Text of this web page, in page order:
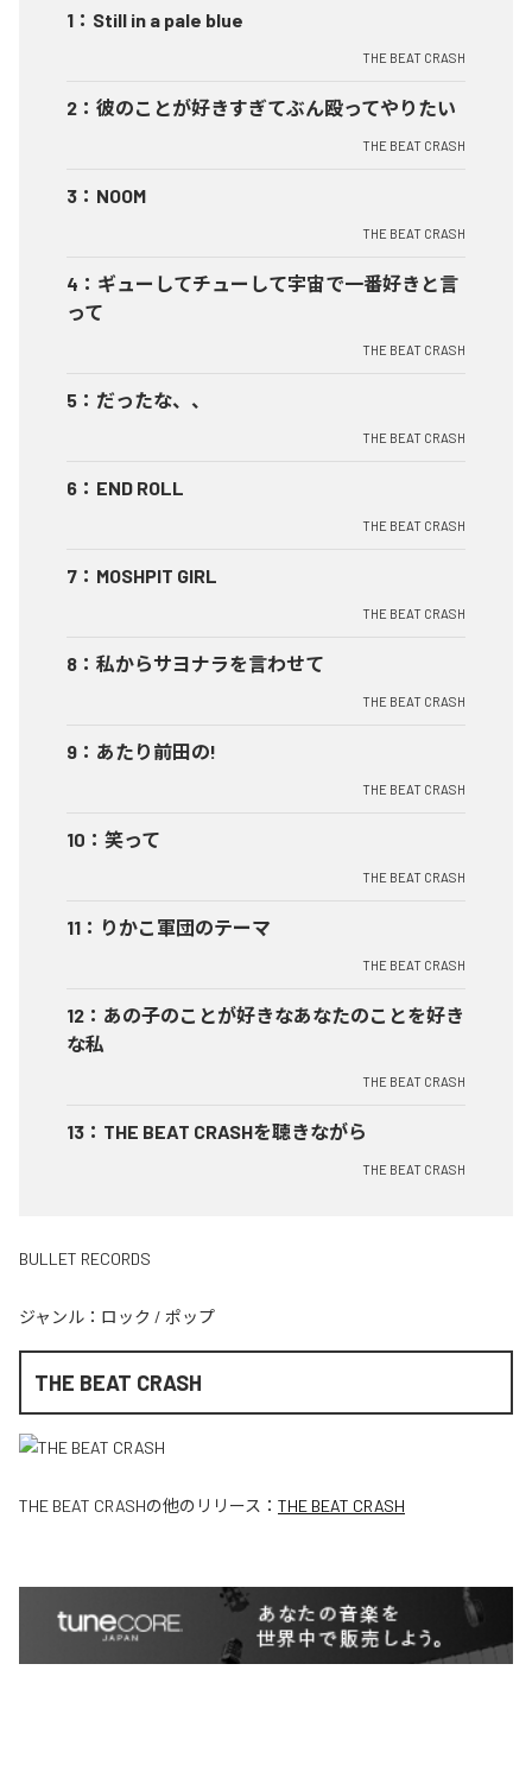
1 ： Still in a pale blue
THE BEAT CRASH
2 ： 彼のことが好きすぎてぶん殴ってやりたい
THE BEAT CRASH
3 ： NOOM
THE BEAT CRASH
4 ： ギューしてチューして宇宙で一番好きと言
って
THE BEAT CRASH
5 ： だったな、、
THE BEAT CRASH
6 ： END ROLL
THE BEAT CRASH
7 ： MOSHPIT GIRL
THE BEAT CRASH
8 ： 私からサヨナラを言わせて
THE BEAT CRASH
9 ： あたり前田の!
THE BEAT CRASH
10 ： 笑って
THE BEAT CRASH
11 ： りかこ軍団のテーマ
THE BEAT CRASH
12 ： あの子のことが好きなあなたのことを好き
な私
THE BEAT CRASH
13 ： THE BEAT CRASHを聴きながら
THE BEAT CRASH
BULLET RECORDS
ジャンル： ロック / ポップ
THE BEAT CRASH
THE BEAT CRASHの他のリリース： THE BEAT CRASH